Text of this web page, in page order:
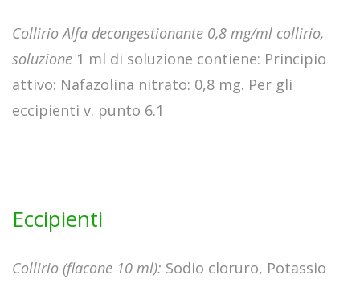
Collirio Alfa decongestionante 0,8 mg/ml collirio,
soluzione 1 ml di soluzione contiene: Principio
attivo: Nafazolina nitrato: 0,8 mg. Per gli
eccipienti v. punto 6.1
Eccipienti
Collirio (flacone 10 ml): Sodio cloruro, Potassio